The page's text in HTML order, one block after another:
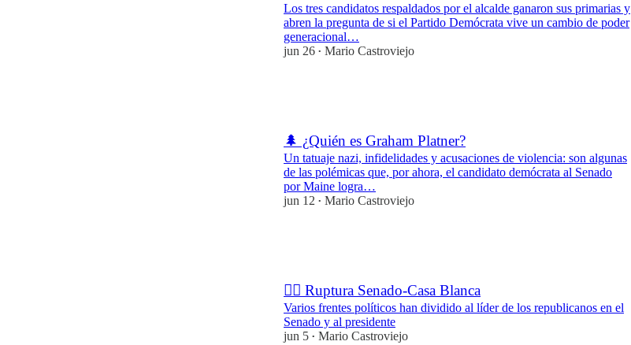
Los tres candidatos respaldados por el alcalde ganaron sus primarias y
abren la pregunta de si el Partido Demócrata vive un cambio de poder
generacional…
jun 26 • Mario Castroviejo
🌲 ¿Quién es Graham Platner?
Un tatuaje nazi, infidelidades y acusaciones de violencia: son algunas
de las polémicas que, por ahora, el candidato demócrata al Senado
por Maine logra…
jun 12 • Mario Castroviejo
⛓️‍💥 Ruptura Senado-Casa Blanca
Varios frentes políticos han dividido al líder de los republicanos en el
Senado y al presidente
jun 5 • Mario Castroviejo